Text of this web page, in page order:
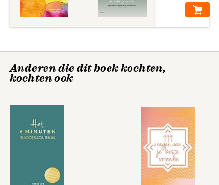
Anderen die dit boek kochten,
kochten ook